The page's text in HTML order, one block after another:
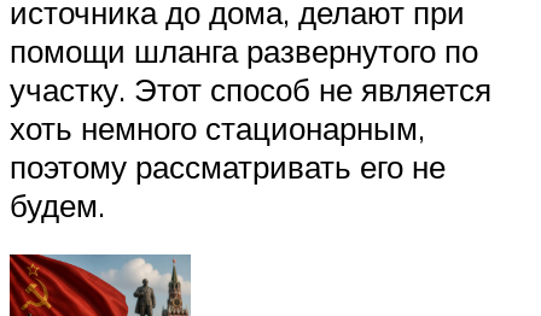
источника до дома, делают при
помощи шланга развернутого по
участку. Этот способ не является
хоть немного стационарным,
поэтому рассматривать его не
будем.